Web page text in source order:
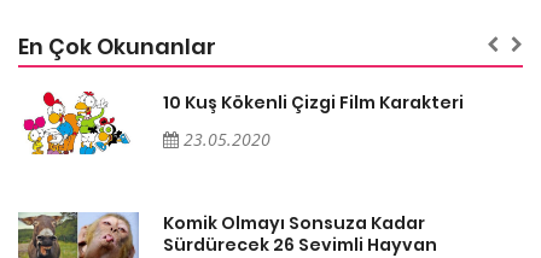
En Çok Okunanlar
10 Kuş Kökenli Çizgi Film Karakteri
23.05.2020
Komik Olmayı Sonsuza Kadar
Sürdürecek 26 Sevimli Hayvan